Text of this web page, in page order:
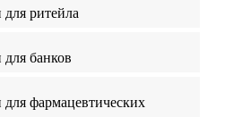
для ритейла
банков
для фармацевтических